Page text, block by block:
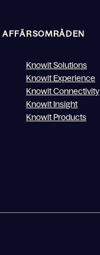
AFFÄRSOMRÅDEN
Knowit Solutions
Knowit Experience
Knowit Connectivity
Knowit Insight
Knowit Products